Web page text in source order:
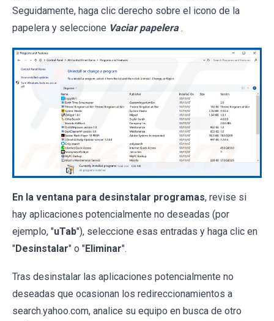
Seguidamente, haga clic derecho sobre el icono de la
papelera y seleccione Vaciar papelera .
En la ventana para desinstalar programas, revise si
hay aplicaciones potencialmente no deseadas (por
ejemplo, "uTab"), seleccione esas entradas y haga clic en
"Desinstalar" o "Eliminar".
Tras desinstalar las aplicaciones potencialmente no
deseadas que ocasionan los redireccionamientos a
search.yahoo.com, analice su equipo en busca de otro